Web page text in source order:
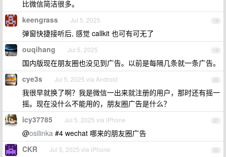
比微信简洁很多。
18
keengrass Jul 5, 2025
弹窗快捷接听后, 感觉 callkit 也可有可无了
19
ouqihang Jul 5, 2025
国内版现在朋友圈也没见到广告。以前是每隔几条就一条广告。
20
cye3s Jul 5, 2025 via Android
我很早就换了啊？我是微信一出来就注册的用户，那时还有摇一
摇。现在没什么不能用的，朋友圈广告是什么？
21
icy37785 Jul 5, 2025 via iPhone
@osilinka #4 wechat 哪来的朋友圈广告
22
CKR Jul 5, 2025 via iPhone